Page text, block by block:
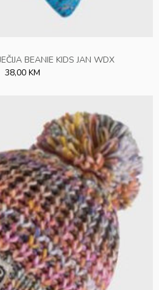
BEANIE KIDS JAN WDX
38,00 KM